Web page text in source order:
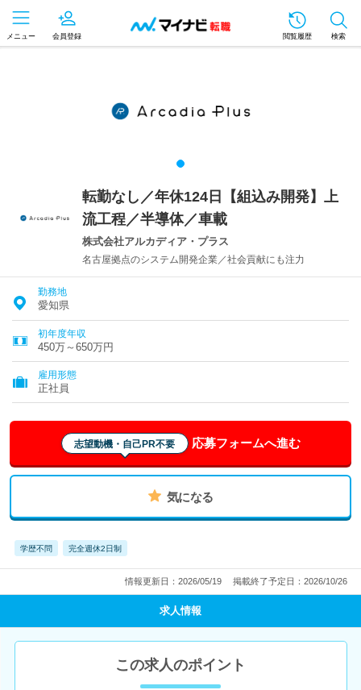
メニュー 会員登録 閲覧履歴 検索
転勤なし／年休124日【組込み開発】上
流工程／半導体／車載
株式会社アルカディア・プラス
名古屋拠点のシステム開発企業／社会貢献にも注力
勤務地
愛知県
初年度年収
450万～650万円
雇用形態
正社員
志望動機・自己PR不要 応募フォームへ進む
気になる
学歴不問 完全週休2日制
情報更新日：2026/05/19 掲載終了予定日：2026/10/26
求人情報
この求人のポイント